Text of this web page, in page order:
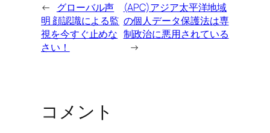
← グローバル声
明 顔認識による監
視を今すぐ止めな
さい！
(APC)アジア太平洋地域
の個人データ保護法は専
制政治に悪用されている
→
コメント